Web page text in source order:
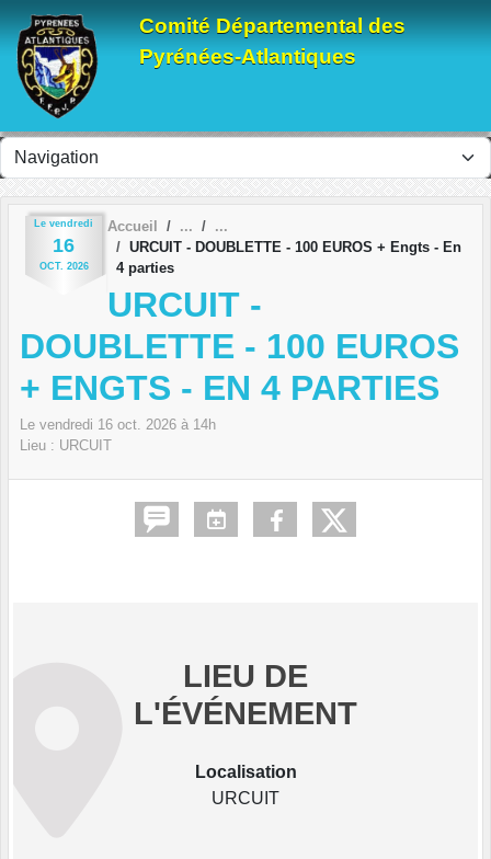
Comité Départemental des
Pyrénées-Atlantiques
Le vendredi
16
OCT. 2026
Accueil
URCUIT - DOUBLETTE - 100 EUROS + Engts - En
4 parties
URCUIT -
DOUBLETTE - 100 EUROS
+ ENGTS - EN 4 PARTIES
Le vendredi 16 oct. 2026 à 14h
Lieu : URCUIT
LIEU DE
L'ÉVÉNEMENT
Localisation
URCUIT
Panneau de gestion des cookies